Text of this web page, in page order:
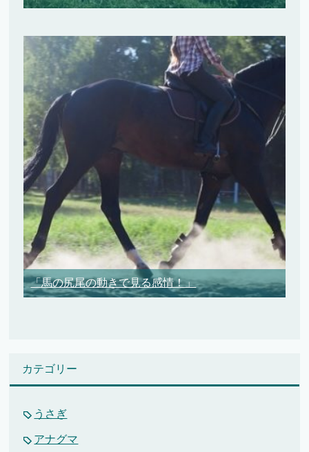
「馬の尻尾の動きで見る感情！」
カテゴリー
うさぎ
アナグマ